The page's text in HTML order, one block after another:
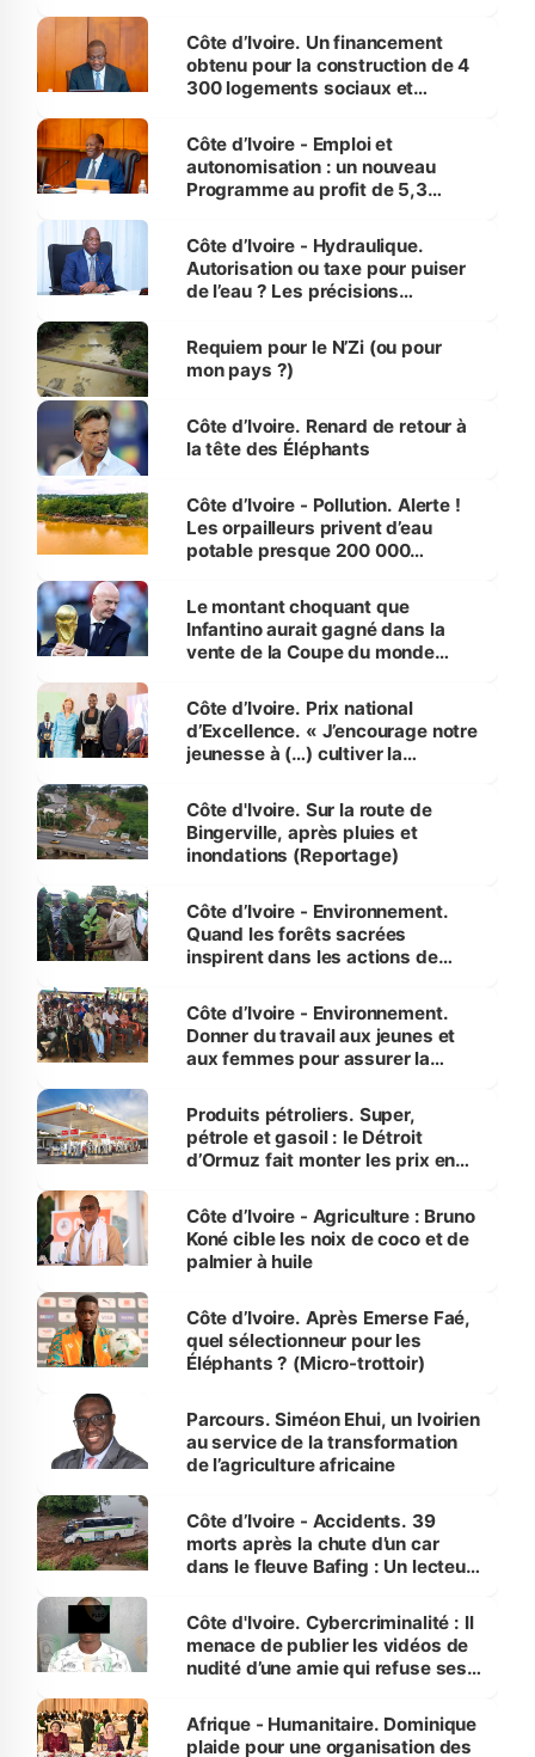
Côte d’Ivoire. Un financement
obtenu pour la construction de 4
300 logements sociaux et
et Yamoussoukro
Côte d’Ivoire - Emploi et
autonomisation : un nouveau
Programme au profit de 5,3
Côte d’Ivoire - Hydraulique.
Autorisation ou taxe pour puiser
de l’eau ? Les précisions
Requiem pour le N’Zi (ou pour
mon pays ?)
Côte d’Ivoire. Renard de retour à
la tête des Éléphants
Côte d’Ivoire - Pollution. Alerte !
Les orpailleurs privent d’eau
potable presque 200 000
Le montant choquant que
Infantino aurait gagné dans la
vente de la Coupe du monde
Côte d’Ivoire. Prix national
d’Excellence. « J’encourage notre
jeunesse à (…) cultiver la
(Alassane Ouattara
Côte d'Ivoire. Sur la route de
Bingerville, après pluies et
inondations (Reportage)
Côte d’Ivoire - Environnement.
Quand les forêts sacrées
inspirent dans les actions de
Côte d’Ivoire - Environnement.
Donner du travail aux jeunes et
aux femmes pour assurer la
menacées
Produits pétroliers. Super,
pétrole et gasoil : le Détroit
d’Ormuz fait monter les prix en
Côte d’Ivoire - Agriculture : Bruno
Koné cible les noix de coco et de
palmier à huile
Côte d’Ivoire. Après Emerse Faé,
quel sélectionneur pour les
Éléphants ? (Micro-trottoir)
Parcours. Siméon Ehui, un Ivoirien
au service de la transformation
de l’agriculture africaine
Côte d’Ivoire - Accidents. 39
morts après la chute d’un car
dans le fleuve Bafing : Un lecteur
des Transports
Côte d'Ivoire. Cybercriminalité : Il
menace de publier les vidéos de
nudité d’une amie qui refuse ses
Afrique - Humanitaire. Dominique
plaide pour une organisation des